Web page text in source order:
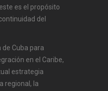
es el propósito
del
de Cuba para
en el Caribe,
estrategia
regional, la